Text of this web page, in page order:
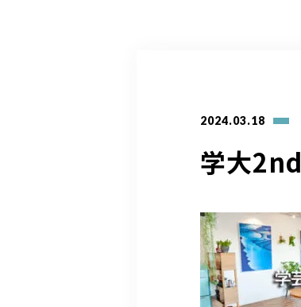
2024.03.18
学大2nd